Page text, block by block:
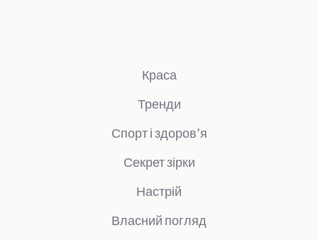
Краса
Тренди
Спорт і здоров’я
Секрет зірки
Настрій
Власний погляд